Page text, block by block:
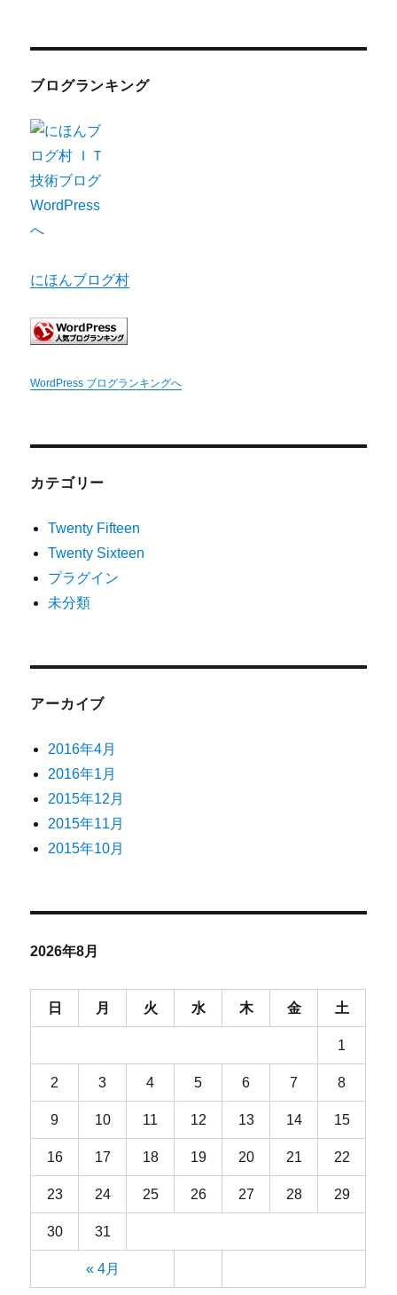
ブログランキング
にほんブログ村
WordPress ブログランキングへ
カテゴリー
Twenty Fifteen
Twenty Sixteen
プラグイン
未分類
アーカイブ
2016年4月
2016年1月
2015年12月
2015年11月
2015年10月
2026年8月
日 月 火 水 木 金 土
« 4月
1
2 3 4 5 6 7 8
9 10 11 12 13 14 15
16 17 18 19 20 21 22
23 24 25 26 27 28 29
30 31